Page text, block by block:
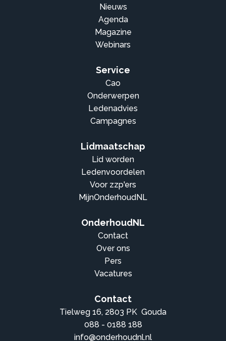
Nieuws
Agenda
Magazine
Webinars
Service
Cao
Onderwerpen
Ledenadvies
Campagnes
Lidmaatschap
Lid worden
Ledenvoordelen
Voor zzp'ers
MijnOnderhoudNL
OnderhoudNL
Contact
Over ons
Pers
Vacatures
Contact
Tielweg 16, 2803 PK Gouda
088 - 0188 188
info@onderhoudnl.nl